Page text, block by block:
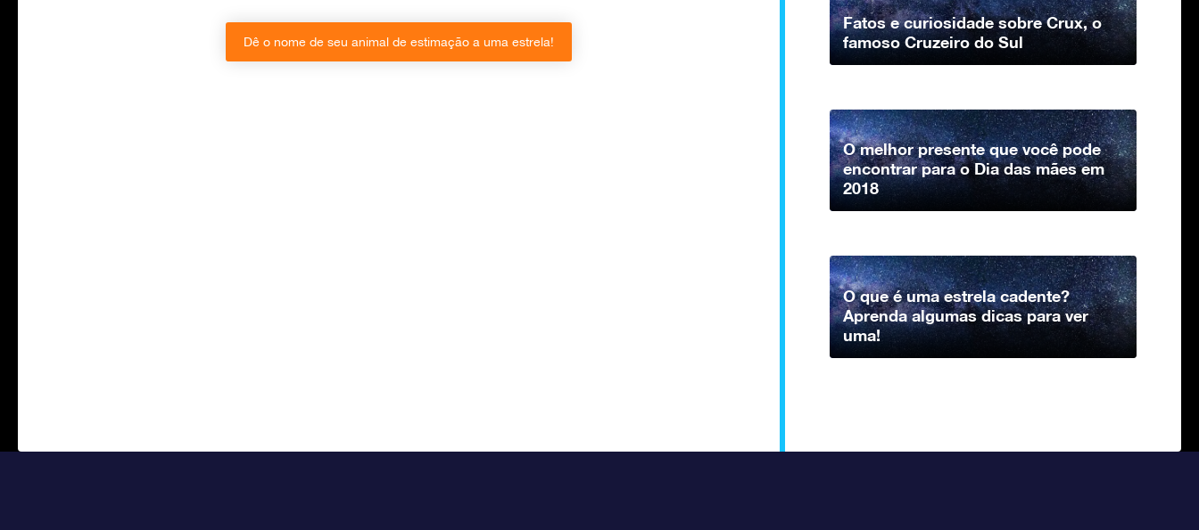
Dê o nome de seu animal de estimação a uma estrela!
Fatos e curiosidade sobre Crux, o
famoso Cruzeiro do Sul
O melhor presente que você pode
encontrar para o Dia das mães em
2018
O que é uma estrela cadente?
Aprenda algumas dicas para ver
uma!